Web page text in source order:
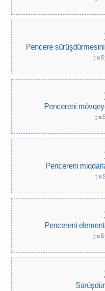
Pencere
Pencereni
Pencereni
Pencereni